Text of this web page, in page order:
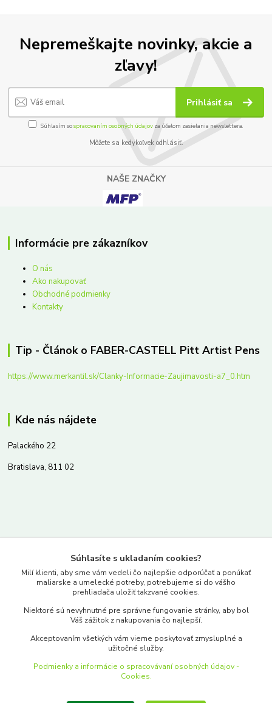
Nepremeškajte novinky, akcie a
zľavy!
Prihlásiť sa
Súhlasím sospracovaním osobných údajov za účelom zasielania newslettera.
Môžete sa kedykoľvek odhlásiť.
NAŠE ZNAČKY
Informácie pre zákazníkov
O nás
Ako nakupovať
Obchodné podmienky
Kontakty
Tip - Článok o FABER-CASTELL Pitt Artist Pens
https://www.merkantil.sk/Clanky-Informacie-Zaujimavosti-a7_0.htm
Kde nás nájdete
Palackého 22
Bratislava, 811 02
www.merkantil.sk
Pondelok-Piatok: 9.00-17.00hod.
objednavky@merkantil-obchod.sk
Súhlasíte s ukladaním cookies?
Milí klienti, aby sme vám vedeli čo najlepšie odporúčať a ponúkať
maliarske a umelecké potreby, potrebujeme si do vášho
prehliadača uložiť takzvané cookies.
Niektoré sú nevyhnutné pre správne fungovanie stránky, aby bol
Váš zážitok z nakupovania čo najlepší.
Akceptovaním všetkých vám vieme poskytovať zmysluplné a
užitočné služby.
Podmienky a informácie o spracovávaní osobných údajov -
Cookies.